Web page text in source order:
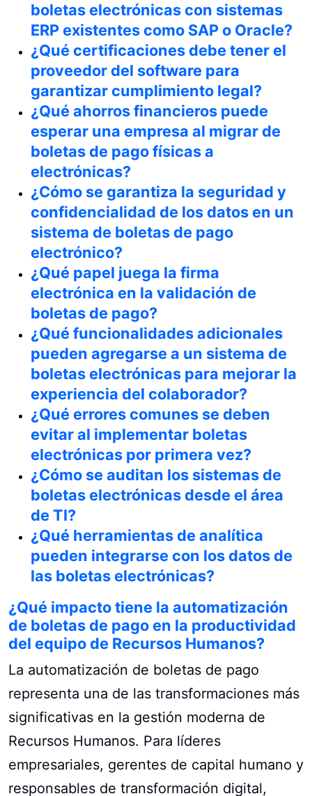
boletas electrónicas con sistemas
ERP existentes como SAP o Oracle?
¿Qué certificaciones debe tener el
proveedor del software para
garantizar cumplimiento legal?
¿Qué ahorros financieros puede
esperar una empresa al migrar de
boletas de pago físicas a
electrónicas?
¿Cómo se garantiza la seguridad y
confidencialidad de los datos en un
sistema de boletas de pago
electrónico?
¿Qué papel juega la firma
electrónica en la validación de
boletas de pago?
¿Qué funcionalidades adicionales
pueden agregarse a un sistema de
boletas electrónicas para mejorar la
experiencia del colaborador?
¿Qué errores comunes se deben
evitar al implementar boletas
electrónicas por primera vez?
¿Cómo se auditan los sistemas de
boletas electrónicas desde el área
de TI?
¿Qué herramientas de analítica
pueden integrarse con los datos de
las boletas electrónicas?
¿Qué impacto tiene la automatización
de boletas de pago en la productividad
del equipo de Recursos Humanos?
La automatización de boletas de pago
representa una de las transformaciones más
significativas en la gestión moderna de
Recursos Humanos. Para líderes
empresariales, gerentes de capital humano y
responsables de transformación digital,